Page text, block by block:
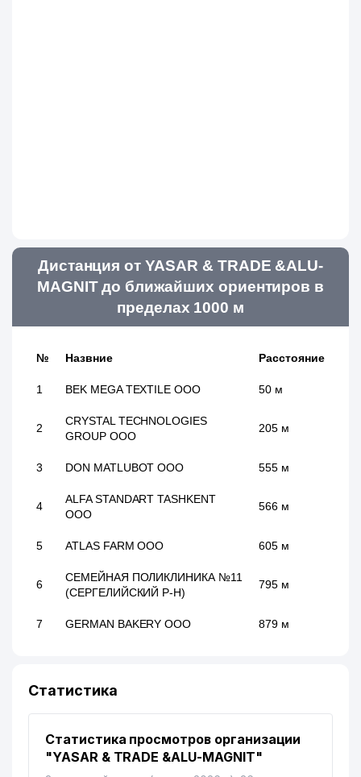
Дистанция от YASAR & TRADE &ALU-
MAGNIT до ближайших ориентиров в
пределах 1000 м
№ Назвние Расстояние
1 BEK MEGA TEXTILE ООО 50 м
2
CRYSTAL TECHNOLOGIES
GROUP ООО
205 м
3 DON MATLUBOT ООО 555 м
4
ALFA STANDART TASHKENT
ООО
566 м
5 ATLAS FARM ООО 605 м
6
СЕМЕЙНАЯ ПОЛИКЛИНИКА №11
(СЕРГЕЛИЙСКИЙ Р-Н)
795 м
7 GERMAN BAKERY ООО 879 м
Статистика
Статистика просмотров организации
"YASAR & TRADE &ALU-MAGNIT"